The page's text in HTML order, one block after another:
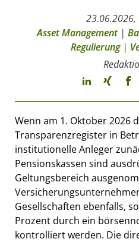
Asset Management|
Regulierung|
Wenn am 1. Oktober 2026
Transparenzregister in
institutionelle Anleger
Pensionskassen sind
Geltungsbereich
Gesellschaften ebenfalls,
Prozent durch ein
kontrolliert werden. Die